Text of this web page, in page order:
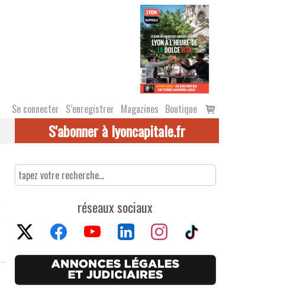
Se connecter S’enregistrer Magazines Boutique
Voir
le
S'abonner à lyoncapitale.fr
réseaux sociaux